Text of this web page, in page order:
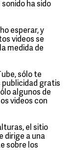
ha sido
esperar, y
videos se
medida de
sólo te
publicidad gratis
algunos de
videos con
el sitio
dirige a una
sobre los